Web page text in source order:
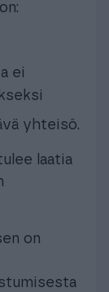
ei
yhteisö.
laatia
on